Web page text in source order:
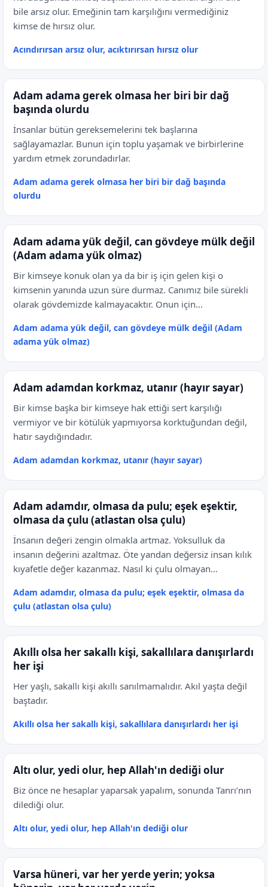
bile arsız olur. Emeğinin tam karşılığını vermediğiniz
kimse de hırsız olur.
Acındırırsan arsız olur, acıktırırsan hırsız olur
Adam adama gerek olmasa her biri bir dağ
başında olurdu
İnsanlar bütün gereksemelerini tek başlarına
sağlayamazlar. Bunun için toplu yaşamak ve birbirlerine
yardım etmek zorundadırlar.
Adam adama gerek olmasa her biri bir dağ başında
olurdu
Adam adama yük değil, can gövdeye mülk değil
(Adam adama yük olmaz)
Bir kimseye konuk olan ya da bir iş için gelen kişi o
kimsenin yanında uzun süre durmaz. Canımız bile sürekli
olarak gövdemizde kalmayacaktır. Onun için...
Adam adama yük değil, can gövdeye mülk değil (Adam
adama yük olmaz)
Adam adamdan korkmaz, utanır (hayır sayar)
Bir kimse başka bir kimseye hak ettiği sert karşılığı
vermiyor ve bir kötülük yapmıyorsa korktuğundan değil,
hatır saydığındadır.
Adam adamdan korkmaz, utanır (hayır sayar)
Adam adamdır, olmasa da pulu; eşek eşektir,
olmasa da çulu (atlastan olsa çulu)
İnsanın değeri zengin olmakla artmaz. Yoksulluk da
insanın değerini azaltmaz. Öte yandan değersiz insan kılık
kıyafetle değer kazanmaz. Nasıl ki çulu olmayan...
Adam adamdır, olmasa da pulu; eşek eşektir, olmasa da
çulu (atlastan olsa çulu)
Akıllı olsa her sakallı kişi, sakallılara danışırlardı
her işi
Her yaşlı, sakallı kişi akıllı sanılmamalıdır. Akıl yaşta değil
baştadır.
Akıllı olsa her sakallı kişi, sakallılara danışırlardı her işi
Altı olur, yedi olur, hep Allah'ın dediği olur
Biz önce ne hesaplar yaparsak yapalım, sonunda Tanrı’nın
dilediği olur.
Altı olur, yedi olur, hep Allah'ın dediği olur
Varsa hüneri, var her yerde yerin; yoksa